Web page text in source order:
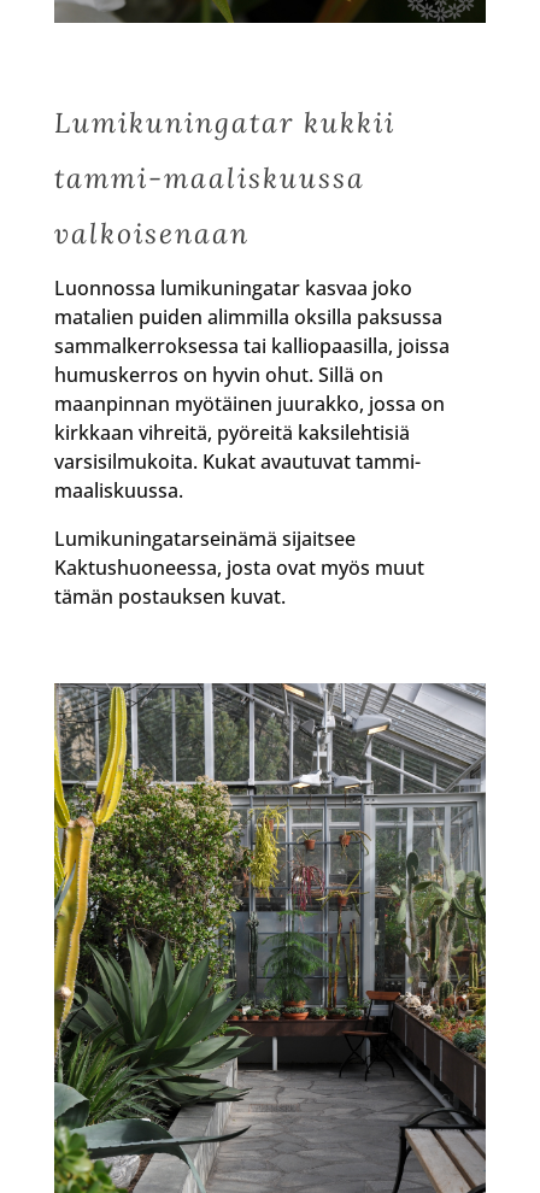
Lumikuningatar kukkii
tammi-maaliskuussa
valkoisenaan
Luonnossa lumikuningatar kasvaa joko
matalien puiden alimmilla oksilla paksussa
sammalkerroksessa tai kalliopaasilla, joissa
humuskerros on hyvin ohut. Sillä on
maanpinnan myötäinen juurakko, jossa on
kirkkaan vihreitä, pyöreitä kaksilehtisiä
varsisilmukoita. Kukat avautuvat tammi-
maaliskuussa.
Lumikuningatarseinämä sijaitsee
Kaktushuoneessa, josta ovat myös muut
tämän postauksen kuvat.